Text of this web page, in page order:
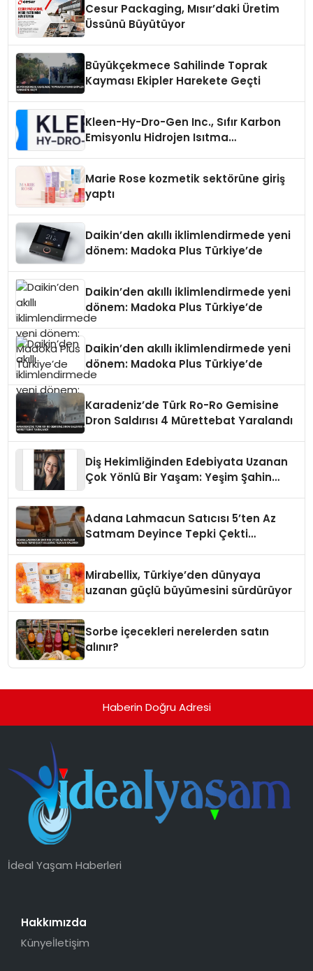
Cesur Packaging, Mısır’daki Üretim
Üssünü Büyütüyor
Büyükçekmece Sahilinde Toprak
Kayması Ekipler Harekete Geçti
Kleen-Hy-Dro-Gen Inc., Sıfır Karbon
Emisyonlu Hidrojen Isıtma
Marie Rose kozmetik sektörüne giriş
yaptı
Daikin’den akıllı iklimlendirmede yeni
dönem: Madoka Plus Türkiye’de
Daikin’den akıllı iklimlendirmede yeni
dönem: Madoka Plus Türkiye’de
Daikin’den akıllı iklimlendirmede yeni
dönem: Madoka Plus Türkiye’de
Karadeniz’de Türk Ro-Ro Gemisine
Dron Saldırısı 4 Mürettebat Yaralandı
Diş Hekimliğinden Edebiyata Uzanan
Çok Yönlü Bir Yaşam: Yeşim Şahin
Adana Lahmacun Satıcısı 5’ten Az
Satmam Deyince Tepki Çekti
Mirabellix, Türkiye’den dünyaya
uzanan güçlü büyümesini sürdürüyor
Sorbe içecekleri nerelerden satın
alınır?
Haberin Doğru Adresi
İdeal Yaşam Haberleri
Hakkımızda
Künyeİletişim